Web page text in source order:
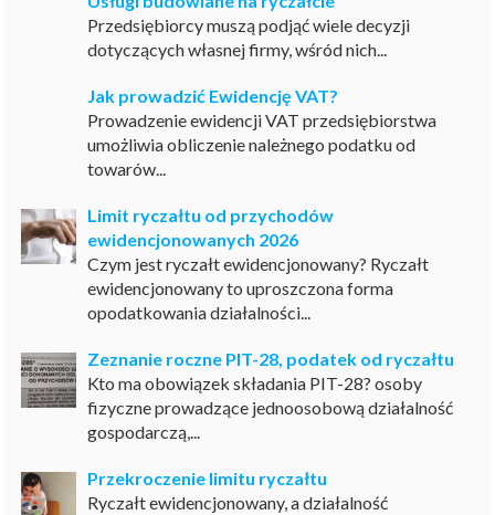
Przedsiębiorcy muszą podjąć wiele decyzji
dotyczących własnej firmy, wśród nich...
Jak prowadzić Ewidencję VAT?
Prowadzenie ewidencji VAT przedsiębiorstwa
umożliwia obliczenie należnego podatku od
towarów...
Limit ryczałtu od przychodów
ewidencjonowanych 2026
Czym jest ryczałt ewidencjonowany? Ryczałt
ewidencjonowany to uproszczona forma
opodatkowania działalności...
Zeznanie roczne PIT-28, podatek od ryczałtu
Kto ma obowiązek składania PIT-28? osoby
fizyczne prowadzące jednoosobową działalność
gospodarczą,...
Przekroczenie limitu ryczałtu
Ryczałt ewidencjonowany, a działalność